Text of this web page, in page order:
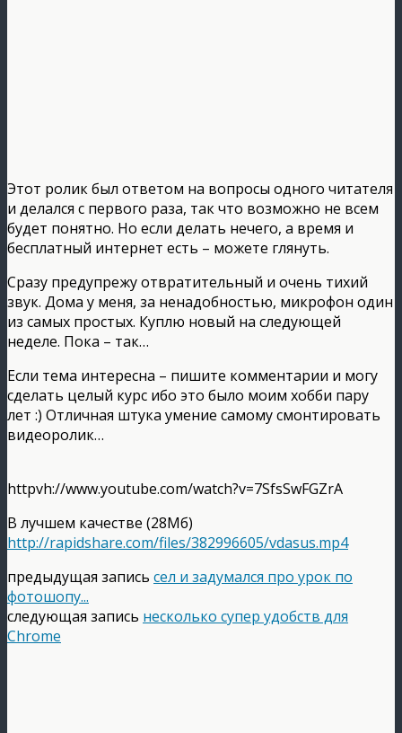
Этот ролик был ответом на вопросы одного читателя
и делался с первого раза, так что возможно не всем
будет понятно. Но если делать нечего, а время и
бесплатный интернет есть – можете глянуть.
Сразу предупрежу отвратительный и очень тихий
звук. Дома у меня, за ненадобностью, микрофон один
из самых простых. Куплю новый на следующей
неделе. Пока – так…
Если тема интересна – пишите комментарии и могу
сделать целый курс ибо это было моим хобби пару
лет :) Отличная штука умение самому смонтировать
видеоролик…
httpvh://www.youtube.com/watch?v=7SfsSwFGZrA
В лучшем качестве (28Мб)
http://rapidshare.com/files/382996605/vdasus.mp4
предыдущая запись сел и задумался про урок по
фотошопу...
следующая запись несколько супер удобств для
Chrome